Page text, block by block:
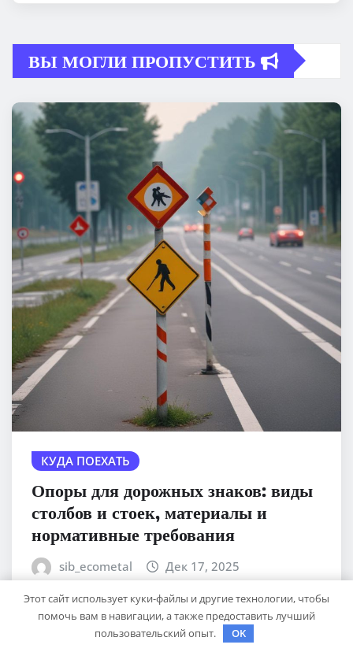
ВЫ МОГЛИ ПРОПУСТИТЬ
КУДА ПОЕХАТЬ
Опоры для дорожных знаков: виды
столбов и стоек, материалы и
нормативные требования
sib_ecometal Дек 17, 2025
Этот сайт использует куки-файлы и другие технологии, чтобы
помочь вам в навигации, а также предоставить лучший
пользовательский опыт.
OK